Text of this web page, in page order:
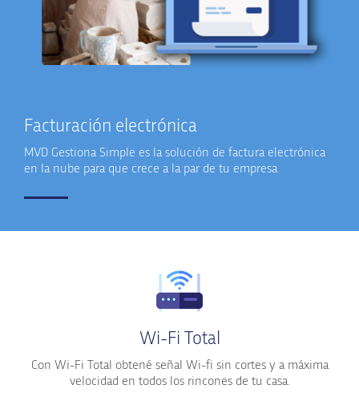
Facturación electrónica
MVD Gestiona Simple es la solución de factura electrónica
en la nube para que crece a la par de tu empresa.
Wi-Fi Total
Con Wi-Fi Total obtené señal Wi-fi sin cortes y a máxima
velocidad en todos los rincones de tu casa.